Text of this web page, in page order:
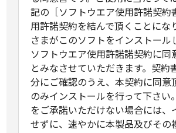
記の［ソフトウエア使用許諾契約
用許諾契約を結んで頂くことにな
さまがこのソフトをインストール
ソフトウエア使用許諾諾契約に同
とみなさせていただきます。契約
分にご確認のうえ、本契約に同意
のみインストールを行って下さい
をご承諾いただけない場合には、
せずに、速やかに本製品及びその